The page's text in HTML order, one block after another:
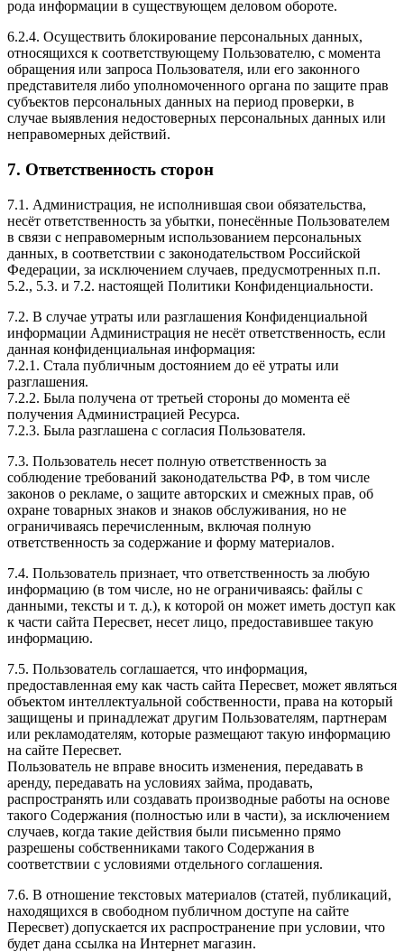
рода информации в существующем деловом обороте.
6.2.4. Осуществить блокирование персональных данных,
относящихся к соответствующему Пользователю, с момента
обращения или запроса Пользователя, или его законного
представителя либо уполномоченного органа по защите прав
субъектов персональных данных на период проверки, в
случае выявления недостоверных персональных данных или
неправомерных действий.
7. Ответственность сторон
7.1. Администрация, не исполнившая свои обязательства,
несёт ответственность за убытки, понесённые Пользователем
в связи с неправомерным использованием персональных
данных, в соответствии с законодательством Российской
Федерации, за исключением случаев, предусмотренных п.п.
5.2., 5.3. и 7.2. настоящей Политики Конфиденциальности.
7.2. В случае утраты или разглашения Конфиденциальной
информации Администрация не несёт ответственность, если
данная конфиденциальная информация:
7.2.1. Стала публичным достоянием до её утраты или
разглашения.
7.2.2. Была получена от третьей стороны до момента её
получения Администрацией Ресурса.
7.2.3. Была разглашена с согласия Пользователя.
7.3. Пользователь несет полную ответственность за
соблюдение требований законодательства РФ, в том числе
законов о рекламе, о защите авторских и смежных прав, об
охране товарных знаков и знаков обслуживания, но не
ограничиваясь перечисленным, включая полную
ответственность за содержание и форму материалов.
7.4. Пользователь признает, что ответственность за любую
информацию (в том числе, но не ограничиваясь: файлы с
данными, тексты и т. д.), к которой он может иметь доступ как
к части сайта Пересвет, несет лицо, предоставившее такую
информацию.
7.5. Пользователь соглашается, что информация,
предоставленная ему как часть сайта Пересвет, может являться
объектом интеллектуальной собственности, права на который
защищены и принадлежат другим Пользователям, партнерам
или рекламодателям, которые размещают такую информацию
на сайте Пересвет.
Пользователь не вправе вносить изменения, передавать в
аренду, передавать на условиях займа, продавать,
распространять или создавать производные работы на основе
такого Содержания (полностью или в части), за исключением
случаев, когда такие действия были письменно прямо
разрешены собственниками такого Содержания в
соответствии с условиями отдельного соглашения.
7.6. В отношение текстовых материалов (статей, публикаций,
находящихся в свободном публичном доступе на сайте
Пересвет) допускается их распространение при условии, что
будет дана ссылка на Интернет магазин.